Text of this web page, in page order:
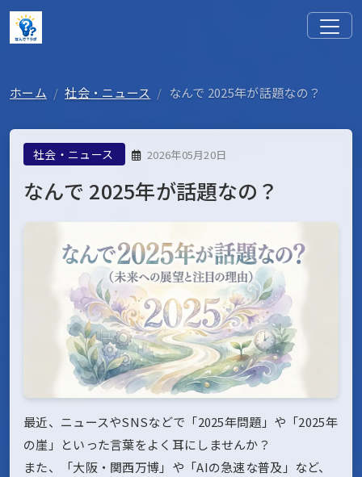
ホーム 社会・ニュース なんで 2025年が話題なの？
社会・ニュース 2026年05月20日
なんで 2025年が話題なの？
最近、ニュースやSNSなどで「2025年問題」や「2025年
の崖」といった言葉をよく耳にしませんか？
また、「大阪・関西万博」や「AIの急速な普及」など、